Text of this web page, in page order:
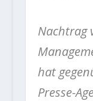
Nachtrag
hat
Presse-